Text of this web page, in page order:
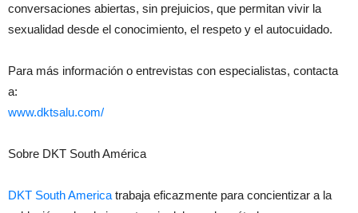
conversaciones abiertas, sin prejuicios, que permitan vivir la
sexualidad desde el conocimiento, el respeto y el autocuidado.
Para más información o entrevistas con especialistas, contacta
a:
www.dktsalu.com/
Sobre DKT South América
DKT South America trabaja eficazmente para concientizar a la